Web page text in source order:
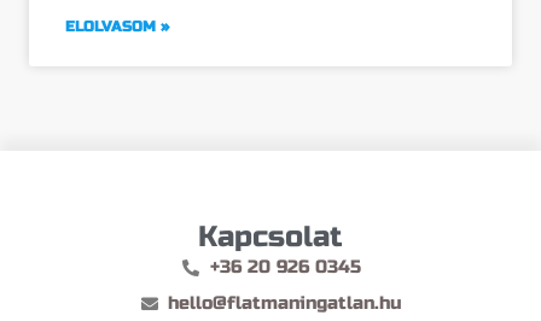
ELOLVASOM »
Kapcsolat
+36 20 926 0345
hello@flatmaningatlan.hu